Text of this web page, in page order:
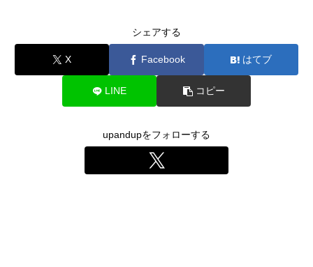
シェアする
X Facebook はてブ
LINE コピー
upandupをフォローする